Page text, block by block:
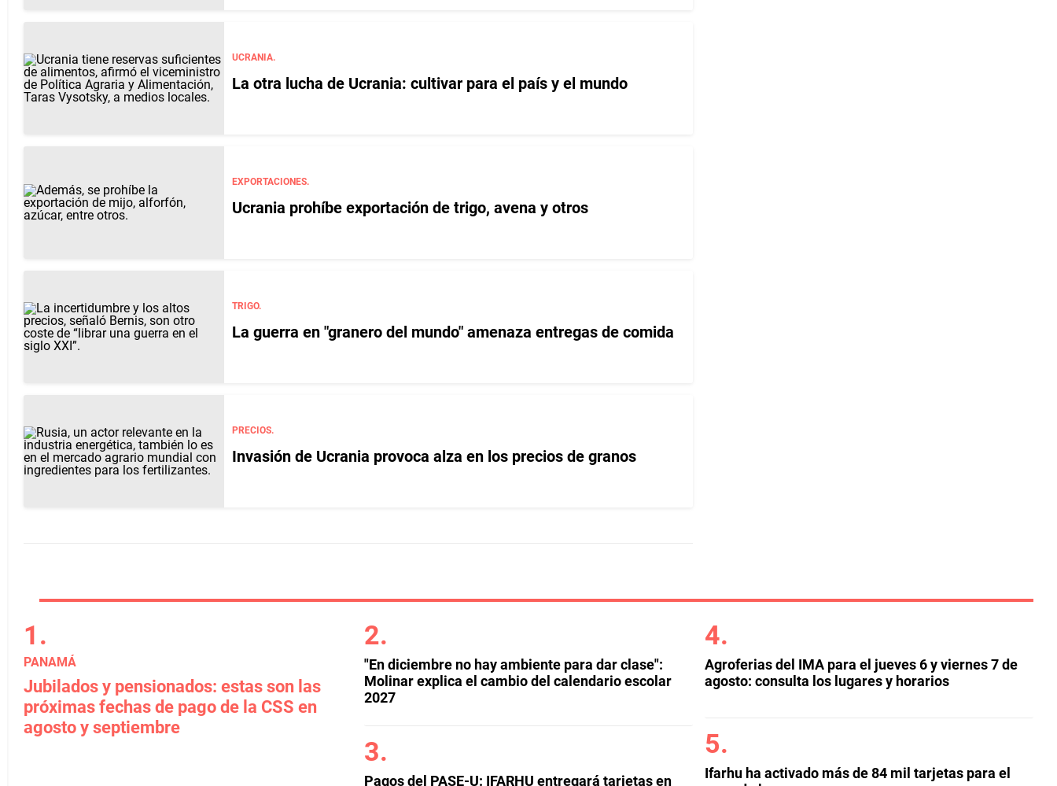
UCRANIA.
La otra lucha de Ucrania: cultivar para el país y el mundo
EXPORTACIONES.
Ucrania prohíbe exportación de trigo, avena y otros
TRIGO.
La guerra en "granero del mundo" amenaza entregas de comida
PRECIOS.
Invasión de Ucrania provoca alza en los precios de granos
PANAMÁ
Jubilados y pensionados: estas son las
próximas fechas de pago de la CSS en
agosto y septiembre
"En diciembre no hay ambiente para dar clase":
Molinar explica el cambio del calendario escolar
2027
Pagos del PASE-U: IFARHU entregará tarjetas en
Agroferias del IMA para el jueves 6 y viernes 7 de
agosto: consulta los lugares y horarios
Ifarhu ha activado más de 84 mil tarjetas para el